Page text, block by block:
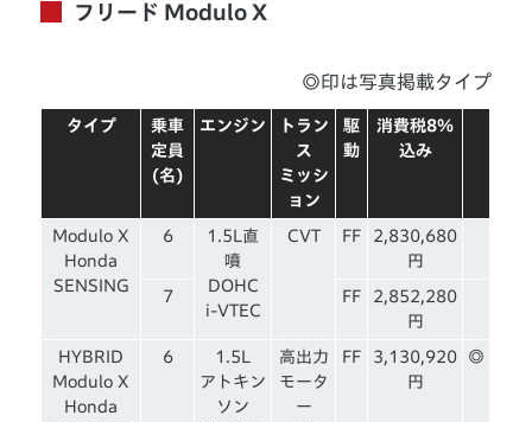
フリード Modulo X
◎印は写真掲載タイプ
タイプ
乗車
定員
(名)
エンジン
トラン
ス
ミッシ
ョン
駆
動
消費税8％
込み
Modulo X
Honda
SENSING
6
1.5L直
噴
DOHC
i-VTEC
CVT FF
2,830,680
円
7 FF
2,852,280
円
HYBRID
Modulo X
Honda
6
1.5L
アトキン
ソン
高出力
モータ
ー
FF
3,130,920
円
◎